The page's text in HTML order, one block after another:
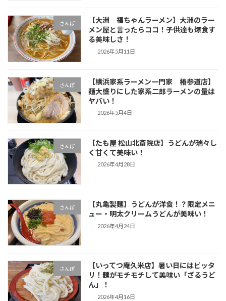
さんぽ
【大洲 福ちゃんラーメン】大洲のラー
メン屋と言ったらココ！子供達も爆食す
る美味しさ！
2026年5月11日
さんぽ
【横浜家系ラーメン一門家 椿参道店】
麺大盛りにした家系二郎ラーメンの量は
ヤバい！
2026年5月4日
さんぽ
【たも屋 松山北斎院店】うどんが瑞々し
く甘くて美味い！
2026年4月28日
さんぽ
【丸亀製麺】うどんが洋食！？限定メニ
ュー・明太クリームうどんが美味い！
2026年4月24日
さんぽ
【いってつ庵久米店】暑い日にはピッタ
リ！麺がモチモチして美味い「ざるうど
ん」！
2026年4月16日